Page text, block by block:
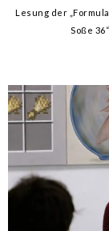
Lesung der
Soße